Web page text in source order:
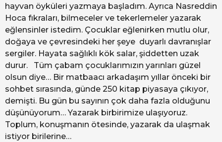
hayvan öyküleri yazmaya başladım. Ayrıca Nasreddin
Hoca fıkraları, bilmeceler ve tekerlemeler yazarak
eğlensinler istedim. Çocuklar eğlenirken mutlu olur,
doğaya ve çevresindeki her şeye duyarlı davranışlar
sergiler. Hayata sağlıklı kök salar, şiddetten uzak
durur. Tüm çabam çocuklarımızın yarınları güzel
olsun diye… Bir matbaacı arkadaşım yıllar önceki bir
sohbet sırasında, günde 250 kitap piyasaya çıkıyor,
demişti. Bu gün bu sayının çok daha fazla olduğunu
düşünüyorum… Yazarak birbirimize ulaşıyoruz.
Toplum, konuşmanın ötesinde, yazarak da ulaşmak
istiyor birilerine…